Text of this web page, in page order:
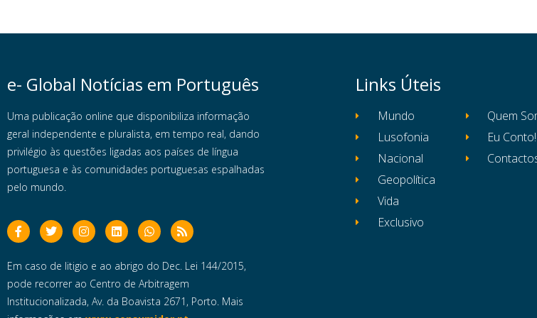
e- Global Notícias em Português
Uma publicação online que disponibiliza informação
geral independente e pluralista, em tempo real, dando
privilégio às questões ligadas aos países de língua
portuguesa e às comunidades portuguesas espalhadas
pelo mundo.
Em caso de litigio e ao abrigo do Dec. Lei 144/2015,
pode recorrer ao Centro de Arbitragem
Institucionalizada, Av. da Boavista 2671, Porto. Mais
Links Úteis
Mundo
Lusofonia
Nacional
Geopolítica
Vida
Exclusivo
Quem
Eu Conto!